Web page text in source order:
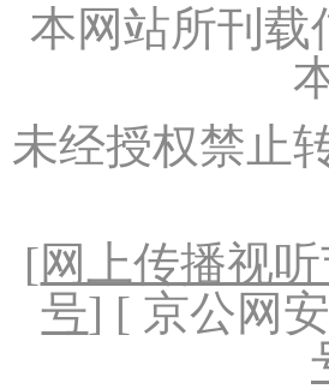
本网站所刊载
未经授权禁止
[网上传播视
号] [ 京公网